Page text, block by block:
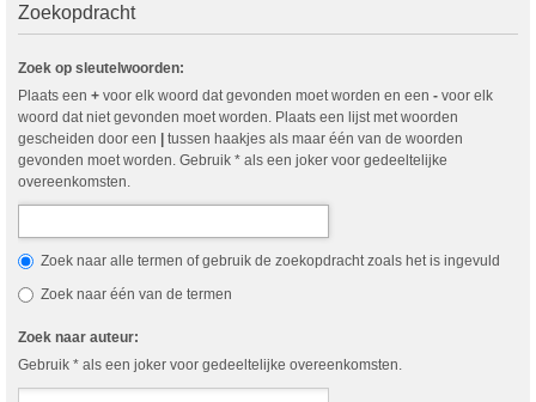
Zoekopdracht
Zoek op sleutelwoorden:
Plaats een + voor elk woord dat gevonden moet worden en een - voor elk
woord dat niet gevonden moet worden. Plaats een lijst met woorden
gescheiden door een | tussen haakjes als maar één van de woorden
gevonden moet worden. Gebruik * als een joker voor gedeeltelijke
overeenkomsten.
Zoek naar alle termen of gebruik de zoekopdracht zoals het is ingevuld
Zoek naar één van de termen
Zoek naar auteur:
Gebruik * als een joker voor gedeeltelijke overeenkomsten.